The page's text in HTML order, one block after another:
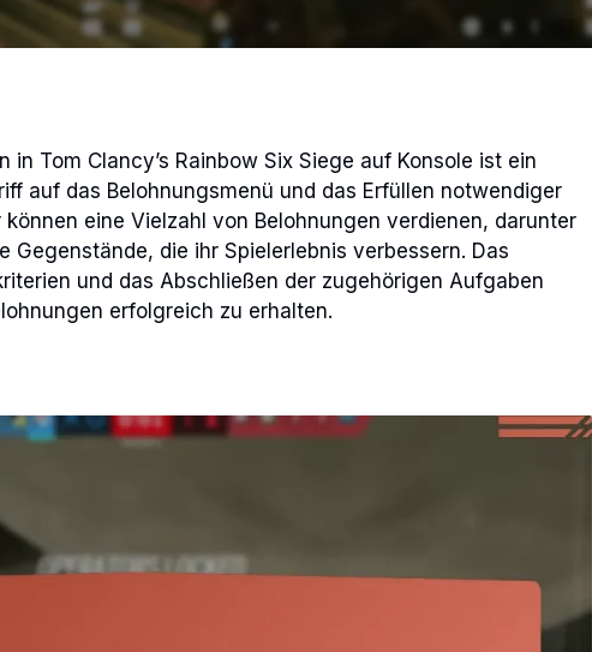
in Tom Clancy’s Rainbow Six Siege auf Konsole ist ein
auf das Belohnungsmenü und das Erfüllen notwendiger
eine Vielzahl von Belohnungen verdienen, darunter
Gegenstände, die ihr Spielerlebnis verbessern. Das
und das Abschließen der zugehörigen Aufgaben
erfolgreich zu erhalten.